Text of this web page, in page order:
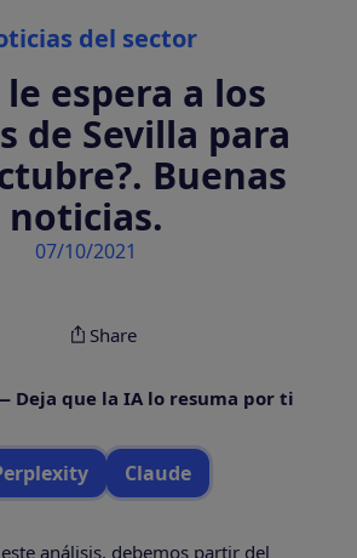
del sector
le espera a los
de Sevilla para
Buenas
noticias.
07/10/2021
Share
Deja que la IA lo resuma por ti
Claude
análisis, debemos partir del